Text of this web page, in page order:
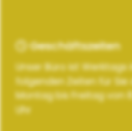
Geschäftszeiten
Unser Büro ist Werktags
folgenden Zeiten für Sie
Montag bis Freitag von
Uhr